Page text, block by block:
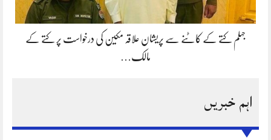
جہلم کتے کے کاٹنے سے پریشان علاقہ مکین کی درخواست پر کتے کے
مالک…
اہم خبریں